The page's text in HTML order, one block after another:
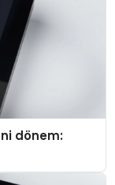
dönem: